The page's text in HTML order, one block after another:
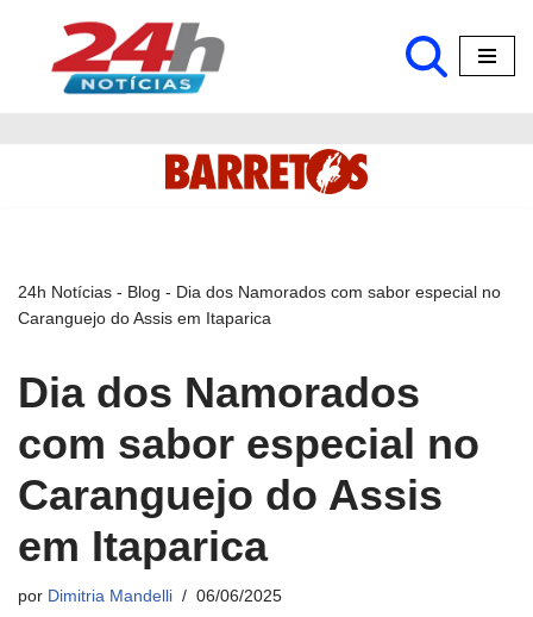
Pular
24h Notícias - Blog - Dia dos Namorados com sabor especial no
Caranguejo do Assis em Itaparica
Dia dos Namorados
com sabor especial no
Caranguejo do Assis
em Itaparica
por Dimitria Mandelli 06/06/2025